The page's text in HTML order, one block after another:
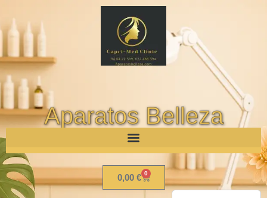
Aparatos Belleza
0,00 € 0